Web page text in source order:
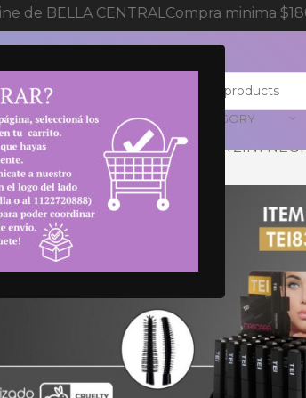
de BELLA CENTRALCompra minima
SELECT CATEGORY
Delineador y Máscara MASCARA 2IN1